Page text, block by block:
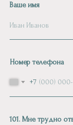
Ваше имя
Номер телефона
+7
101. Мне трудно